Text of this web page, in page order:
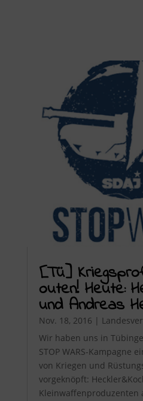
[Tü]
outen! Heute:
und Andreas
Nov. 18, 2016 |
Wir haben uns in
STOP WARS-Kampagne
von Kriegen und
vorgeknöpft:
Kleinwaffenproduzenten